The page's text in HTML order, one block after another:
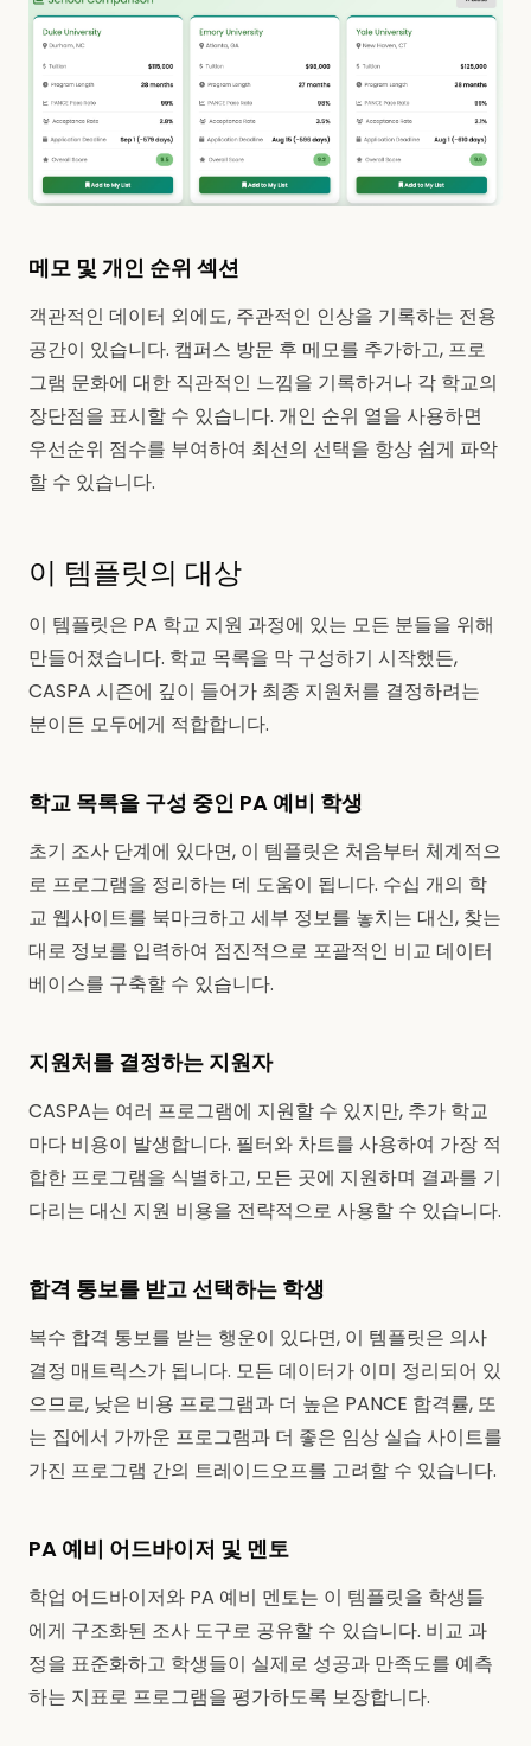
메모 및 개인 순위 섹션
객관적인 데이터 외에도, 주관적인 인상을 기록하는 전용
공간이 있습니다. 캠퍼스 방문 후 메모를 추가하고, 프로
그램 문화에 대한 직관적인 느낌을 기록하거나 각 학교의
장단점을 표시할 수 있습니다. 개인 순위 열을 사용하면
우선순위 점수를 부여하여 최선의 선택을 항상 쉽게 파악
할 수 있습니다.
이 템플릿의 대상
이 템플릿은 PA 학교 지원 과정에 있는 모든 분들을 위해
만들어졌습니다. 학교 목록을 막 구성하기 시작했든,
CASPA 시즌에 깊이 들어가 최종 지원처를 결정하려는
분이든 모두에게 적합합니다.
학교 목록을 구성 중인 PA 예비 학생
초기 조사 단계에 있다면, 이 템플릿은 처음부터 체계적으
로 프로그램을 정리하는 데 도움이 됩니다. 수십 개의 학
교 웹사이트를 북마크하고 세부 정보를 놓치는 대신, 찾는
대로 정보를 입력하여 점진적으로 포괄적인 비교 데이터
베이스를 구축할 수 있습니다.
지원처를 결정하는 지원자
CASPA는 여러 프로그램에 지원할 수 있지만, 추가 학교
마다 비용이 발생합니다. 필터와 차트를 사용하여 가장 적
합한 프로그램을 식별하고, 모든 곳에 지원하며 결과를 기
다리는 대신 지원 비용을 전략적으로 사용할 수 있습니다.
합격 통보를 받고 선택하는 학생
복수 합격 통보를 받는 행운이 있다면, 이 템플릿은 의사
결정 매트릭스가 됩니다. 모든 데이터가 이미 정리되어 있
으므로, 낮은 비용 프로그램과 더 높은 PANCE 합격률, 또
는 집에서 가까운 프로그램과 더 좋은 임상 실습 사이트를
가진 프로그램 간의 트레이드오프를 고려할 수 있습니다.
PA 예비 어드바이저 및 멘토
학업 어드바이저와 PA 예비 멘토는 이 템플릿을 학생들
에게 구조화된 조사 도구로 공유할 수 있습니다. 비교 과
정을 표준화하고 학생들이 실제로 성공과 만족도를 예측
하는 지표로 프로그램을 평가하도록 보장합니다.